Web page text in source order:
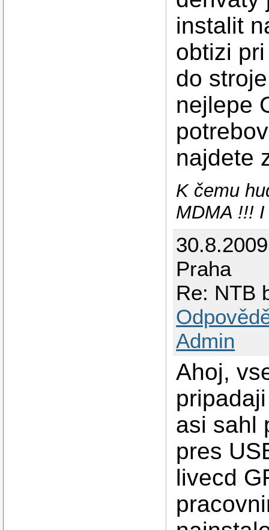
instalit
obtizi
do
nejlepe
najdete
K čemu
MDMA !!!
Praha
Re: NTB
Admin
Ahoj,
asi sahl
pres
livecd